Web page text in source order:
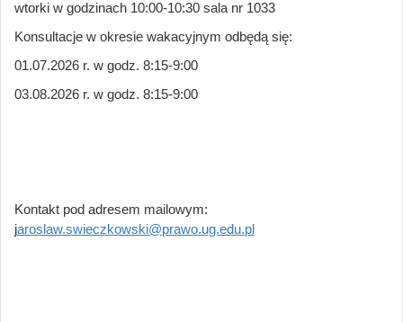
wtorki w godzinach 10:00-10:30 sala nr 1033
Konsultacje w okresie wakacyjnym odbędą się:
01.07.2026 r. w godz. 8:15-9:00
03.08.2026 r. w godz. 8:15-9:00
Kontakt pod adresem mailowym:
jaroslaw.swieczkowski@prawo.ug.edu.pl